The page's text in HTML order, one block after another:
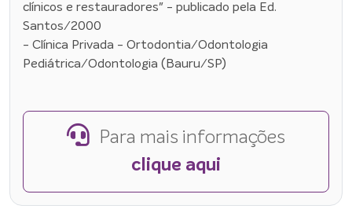
clínicos e restauradores" - publicado pela Ed.
Santos/2000
- Clínica Privada - Ortodontia/Odontologia
Pediátrica/Odontologia (Bauru/SP)
Para mais informações
clique aqui